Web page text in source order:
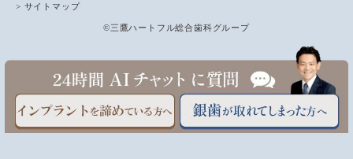
> サイトマップ
©三鷹ハートフル総合歯科グループ